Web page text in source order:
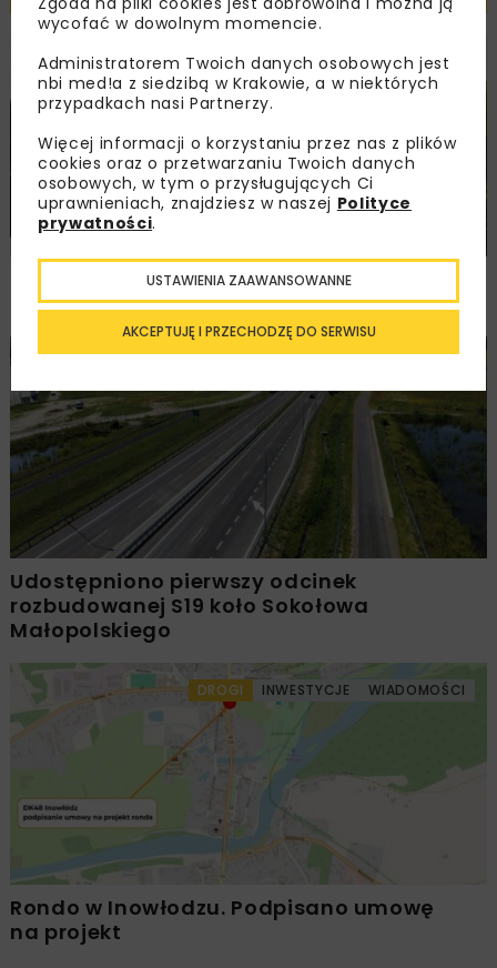
HYDROTECHNIKA INWESTYCJE WIADOMOŚCI
Dotacja na przygotowanie inwestycji
na rzece Kierwiny
Udostępniono pierwszy odcinek
rozbudowanej S19 koło Sokołowa
Małopolskiego
DROGI INWESTYCJE WIADOMOŚCI
Rondo w Inowłodzu. Podpisano umowę
na projekt
wycofać w dowolnym momencie.
Administratorem Twoich danych osobowych jest
nbi med!a z siedzibą w Krakowie, a w niektórych
przypadkach nasi Partnerzy.
Więcej informacji o korzystaniu przez nas z plików
cookies oraz o przetwarzaniu Twoich danych
osobowych, w tym o przysługujących Ci
uprawnieniach, znajdziesz w naszej Polityce
prywatności.
AKCEPTUJĘ I PRZECHODZĘ DO SERWISU
USTAWIENIA ZAAWANSOWANNE